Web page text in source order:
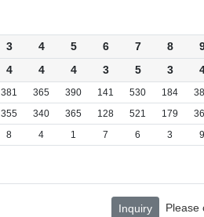
3 4 5 6 7 8
4 4 4 3 5 3
381 365 390 141 530 184
355 340 365 128 521 179
8 4 1 7 6 3 9
Inquiry Please